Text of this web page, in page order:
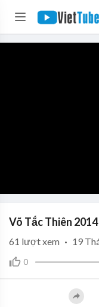
Võ Tắc Thiên
0
61 lượt xem · 19